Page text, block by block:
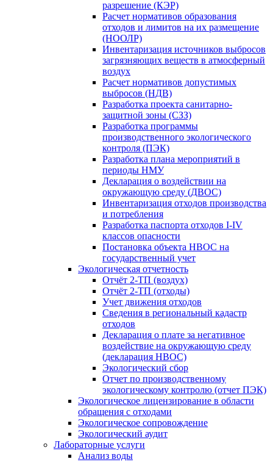
разрешение (КЭР)
Расчет нормативов образования
отходов и лимитов на их размещение
(НООЛР)
Инвентаризация источников выбросов
загрязняющих веществ в атмосферный
воздух
Расчет нормативов допустимых
выбросов (НДВ)
Разработка проекта санитарно-
защитной зоны (СЗЗ)
Разработка программы
производственного экологического
контроля (ПЭК)
Разработка плана мероприятий в
периоды НМУ
Декларация о воздействии на
окружающую среду (ДВОС)
Инвентаризация отходов производства
и потребления
Разработка паспорта отходов I-IV
классов опасности
Постановка объекта НВОС на
государственный учет
Экологическая отчетность
Отчёт 2-ТП (воздух)
Отчёт 2-ТП (отходы)
Учет движения отходов
Сведения в региональный кадастр
отходов
Декларация о плате за негативное
воздействие на окружающую среду
(декларация НВОС)
Экологический сбор
Отчет по производственному
экологическому контролю (отчет ПЭК)
Экологическое лицензирование в области
обращения с отходами
Экологическое сопровождение
Экологический аудит
Лабораторные услуги
Анализ воды